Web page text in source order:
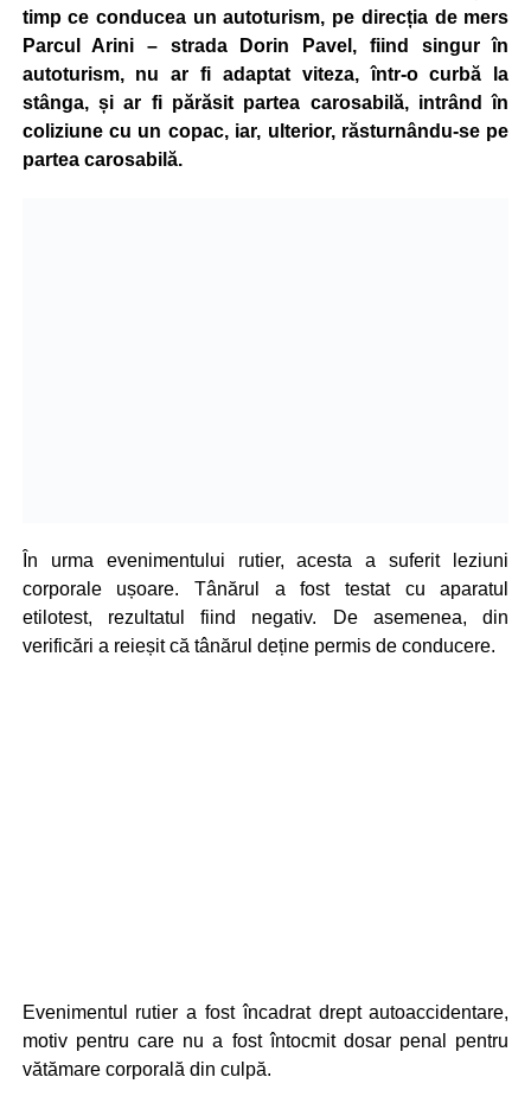
timp ce conducea un autoturism, pe direcția de mers
Parcul Arini – strada Dorin Pavel, fiind singur în
autoturism, nu ar fi adaptat viteza, într-o curbă la
stânga, și ar fi părăsit partea carosabilă, intrând în
coliziune cu un copac, iar, ulterior, răsturnându-se pe
partea carosabilă.
În urma evenimentului rutier, acesta a suferit leziuni
corporale ușoare. Tânărul a fost testat cu aparatul
etilotest, rezultatul fiind negativ. De asemenea, din
verificări a reieșit că tânărul deține permis de conducere.
Evenimentul rutier a fost încadrat drept autoaccidentare,
motiv pentru care nu a fost întocmit dosar penal pentru
vătămare corporală din culpă.